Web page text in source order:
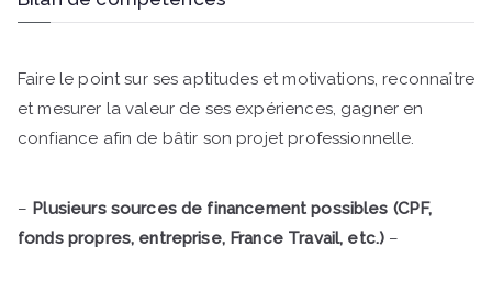
Faire le point sur ses aptitudes et motivations, reconnaître
et mesurer la valeur de ses expériences, gagner en
confiance afin de bâtir son projet professionnelle.
– Plusieurs sources de financement possibles (CPF,
fonds propres, entreprise, France Travail, etc.) –